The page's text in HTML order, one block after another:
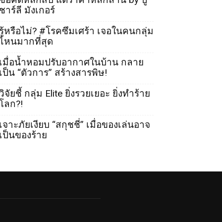
าร์ลี มังเกอร์
หรือไม่? #โรคซึมเศร้า เจอในคนกลุ่ม
หนมากที่สุด
มื่อน้ำหอมปรับอากาศในบ้าน กลาย
ป็น “ตัวการ” สร้างสารพิษ!
จัยชี้ กลุ่ม Elite ยิ่งรวยเยอะ ยิ่งทำร้าย
ลก?!
จาะภัยเงียบ “สกุชชี่” เมื่อของเล่นอาจ
ป็นของร้าย